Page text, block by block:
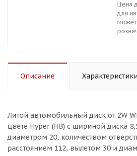
Цена
для
может
Описание Характеристики
Литой aвтомобильный диск от 2W
цвете Hyper (HB) с шириной диска
диаметром 20, количеством
расстоянием 112, вылетом 30 и